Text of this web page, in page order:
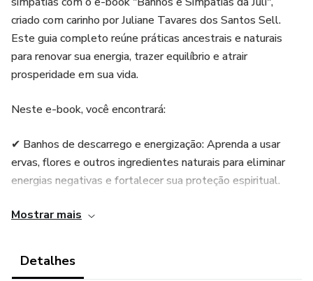
criado com carinho por Juliane Tavares dos Santos Sell.
Este guia completo reúne práticas ancestrais e naturais
para renovar sua energia, trazer equilíbrio e atrair
prosperidade em sua vida.
Neste e-book, você encontrará:
✔ Banhos de descarrego e energização: Aprenda a usar
ervas, flores e outros ingredientes naturais para eliminar
energias negativas e fortalecer sua proteção espiritual.
✔ Banhos de prosperidade e atração: Rituais para
Mostrar mais
Detalhes